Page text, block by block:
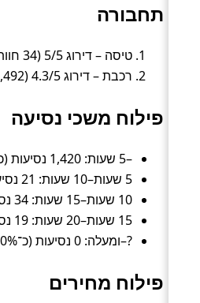
תחבורה
טיסה – דירוג 5/5 (34 חוות דעת).
רכבת – דירוג 4.3/5 (2,492 חוות דעת).
פילוח משכי נסיעה
–5 שעות: 1,420 נסיעות (כ־93%).
5 שעות–10 שעות: 21 נסיעות (כ־1%).
10 שעות–15 שעות: 34 נסיעות (כ־2%).
15 שעות–20 שעות: 19 נסיעות (כ־1%).
?–ומעלה: 0 נסיעות (כ־0%).
פילוח מחירים